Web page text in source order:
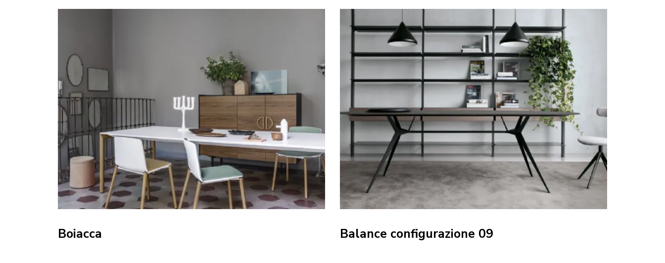
Boiacca Balance configurazione 09